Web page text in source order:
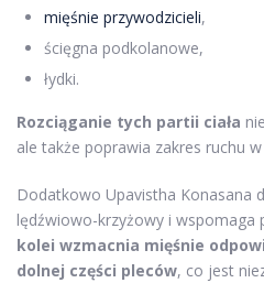
mięśnie przywodzicieli,
ścięgna podkolanowe,
łydki.
Rozciąganie tych partii ciała
ale także poprawia zakres ruchu w
Dodatkowo Upavistha Konasana
lędźwiowo-krzyżowy i wspomaga
kolei wzmacnia mięśnie
dolnej części pleców, co jest